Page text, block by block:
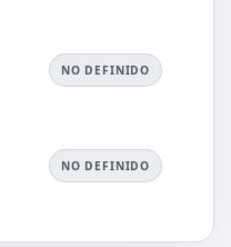
NO DEFINIDO
NO DEFINIDO